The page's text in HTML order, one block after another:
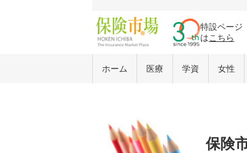
特設ページ
はこちら
ホーム 医療 学資 女性
保険